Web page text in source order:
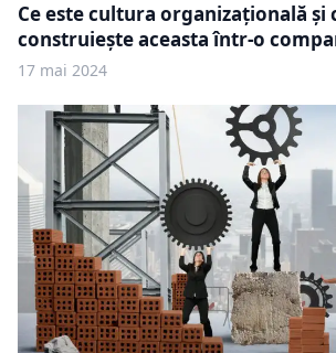
Ce este cultura organizațională și
construiește aceasta într-o
17 mai 2024